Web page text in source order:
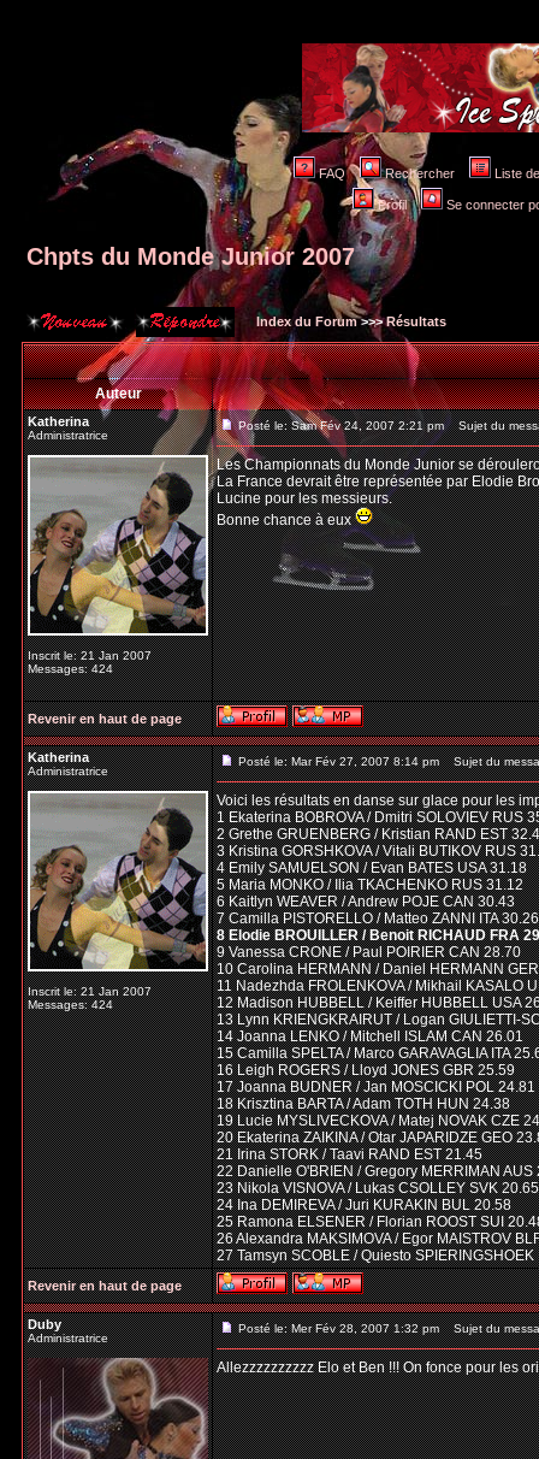
FAQ Rechercher Liste
Profil Se connecter
Chpts du Monde Junior 2007
Index du Forum>>>Résultats
Auteur
Katherina
Administratrice
Inscrit le: 21 Jan 2007
Messages: 424
Posté le: Sam Fév 24, 2007 2:21 pm Sujet du
Les Championnats du Monde Junior se
La France devrait être représentée par Elodie
Lucine pour les messieurs.
Bonne chance à eux
Revenir en haut de page
Katherina
Administratrice
Inscrit le: 21 Jan 2007
Messages: 424
Posté le: Mar Fév 27, 2007 8:14 pm Sujet du
Voici les résultats en danse sur glace pour les
1 Ekaterina BOBROVA / Dmitri SOLOVIEV RUS
2 Grethe GRUENBERG / Kristian RAND EST
3 Kristina GORSHKOVA / Vitali BUTIKOV RUS
4 Emily SAMUELSON / Evan BATES USA 31.18
5 Maria MONKO / Ilia TKACHENKO RUS 31.12
6 Kaitlyn WEAVER / Andrew POJE CAN 30.43
7 Camilla PISTORELLO / Matteo ZANNI ITA 30.26
8 Elodie BROUILLER / Benoit RICHAUD FRA
9 Vanessa CRONE / Paul POIRIER CAN 28.70
10 Carolina HERMANN / Daniel HERMANN
11 Nadezhda FROLENKOVA / Mikhail KASALO
12 Madison HUBBELL / Keiffer HUBBELL USA
13 Lynn KRIENGKRAIRUT / Logan GIULIETTI-
14 Joanna LENKO / Mitchell ISLAM CAN 26.01
15 Camilla SPELTA / Marco GARAVAGLIA ITA
16 Leigh ROGERS / Lloyd JONES GBR 25.59
17 Joanna BUDNER / Jan MOSCICKI POL 24.81
18 Krisztina BARTA / Adam TOTH HUN 24.38
19 Lucie MYSLIVECKOVA / Matej NOVAK CZE
20 Ekaterina ZAIKINA / Otar JAPARIDZE GEO
21 Irina STORK / Taavi RAND EST 21.45
22 Danielle O'BRIEN / Gregory MERRIMAN AUS
23 Nikola VISNOVA / Lukas CSOLLEY SVK 20.65
24 Ina DEMIREVA / Juri KURAKIN BUL 20.58
25 Ramona ELSENER / Florian ROOST SUI
26 Alexandra MAKSIMOVA / Egor MAISTROV
27 Tamsyn SCOBLE / Quiesto SPIERINGSHOEK
Revenir en haut de page
Duby
Administratrice
Posté le: Mer Fév 28, 2007 1:32 pm Sujet du
Allezzzzzzzzzz Elo et Ben !!! On fonce pour les